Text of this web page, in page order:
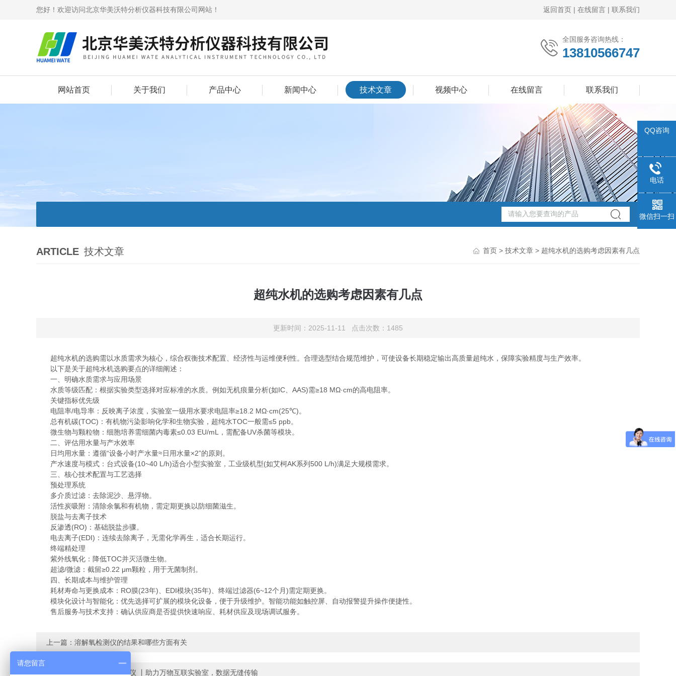
您好！欢迎访问北京华美沃特分析仪器科技有限公司网站！ 返回首页 | 在线留言 | 联系我们
全国服务咨询热线：
13810566747
网站首页 关于我们 产品中心 新闻中心 技术文章 视频中心 在线留言 联系我们
ARTICLE 技术文章 首页 > 技术文章 > 超纯水机的选购考虑因素有几点
超纯水机的选购考虑因素有几点
更新时间：2025-11-11 点击次数：1485
超纯水机的选购需以水质需求为核心，综合权衡技术配置、经济性与运维便利性。合理选型结合规范维护，可使设备长期稳定输出高质量超纯水，保障实验精度与生产效率。
以下是关于超纯水机选购要点的详细阐述：
一、明确水质需求与应用场景
水质等级匹配：根据实验类型选择对应标准的水质。例如无机痕量分析(如IC、AAS)需≥18 MΩ·cm的高电阻率。
关键指标优先级
电阻率/电导率：反映离子浓度，实验室一级用水要求电阻率≥18.2 MΩ·cm(25℃)。
总有机碳(TOC)：有机物污染影响化学和生物实验，超纯水TOC一般需≤5 ppb。
微生物与颗粒物：细胞培养需细菌内毒素≤0.03 EU/mL，需配备UV杀菌等模块。
二、评估用水量与产水效率
日均用水量：遵循“设备小时产水量≈日用水量×2”的原则。
产水速度与模式：台式设备(10~40 L/h)适合小型实验室，工业级机型(如艾柯AK系列500 L/h)满足大规模需求。
三、核心技术配置与工艺选择
预处理系统
多介质过滤：去除泥沙、悬浮物。
活性炭吸附：清除余氯和有机物，需定期更换以防细菌滋生。
脱盐与去离子技术
反渗透(RO)：基础脱盐步骤。
电去离子(EDI)：连续去除离子，无需化学再生，适合长期运行。
终端精处理
紫外线氧化：降低TOC并灭活微生物。
超滤/微滤：截留≥0.22 μm颗粒，用于无菌制剂。
四、长期成本与维护管理
耗材寿命与更换成本：RO膜(23年)、EDI模块(35年)、终端过滤器(6~12个月)需定期更换。
模块化设计与智能化：优先选择可扩展的模块化设备，便于升级维护。智能功能如触控屏、自动报警提升操作便捷性。
售后服务与技术支持：确认供应商是否提供快速响应、耗材供应及现场调试服务。
上一篇： 溶解氧检测仪的结果和哪些方面有关
HM-510BOD测定仪 丨助力万物互联实验室，数据无缝传输
QQ咨询
电话
微信扫一扫
请您留言